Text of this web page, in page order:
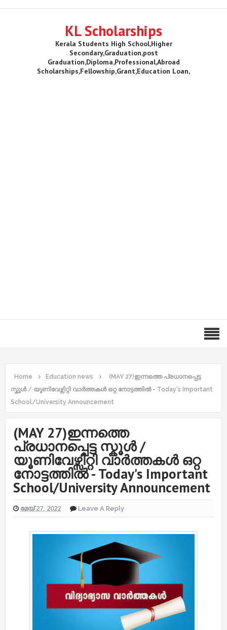
KL Scholarships
Kerala Students High School,Higher
Secondary,Graduation,post
Graduation,Diploma,Professional,Abroad
Scholarships,Fellowship,Grant,Education Loan,
Home Education news
(MAY 27)ഇന്നത്തെ പ്രധാനപ്പെട്ട
സ്കൂൾ / യൂണിവേഴ്സിറ്റി വാർത്തകൾ ഒറ്റ നോട്ടത്തിൽ - Today's Important
School/University Announcement
(MAY 27)ഇന്നത്തെ
പ്രധാനപ്പെട്ട സ്കൂൾ /
യൂണിവേഴ്സിറ്റി വാർത്തകൾ ഒറ്റ
നോട്ടത്തിൽ - Today's Important
School/University Announcement
മേയ് 27, 2022 Leave A Reply